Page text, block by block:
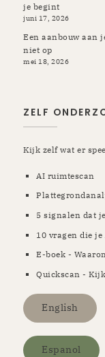
je begint
juni 17, 2026
Een aanbouw aan
niet op
mei 18, 2026
ZELF
Kijk zelf wat er
AI ruimtescan
5 signalen dat
10 vragen die
E-boek -
Quickscan -
English
Espanol